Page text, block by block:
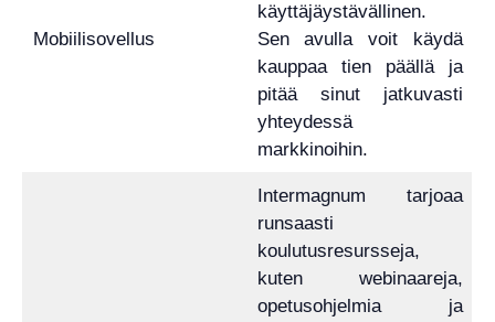
Mobiilisovellus
käyttäjäystävällinen.
Sen avulla voit käydä
kauppaa tien päällä ja
pitää sinut jatkuvasti
yhteydessä
markkinoihin.
Intermagnum tarjoaa
runsaasti
koulutusresursseja,
kuten webinaareja,
opetusohjelmia ja